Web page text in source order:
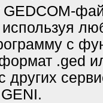
GEDCOM-
используя
с
.ged
других